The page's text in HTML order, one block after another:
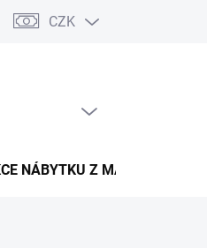
Pojištění zásilky
CZK
NÁBYTKU Z MASIVU